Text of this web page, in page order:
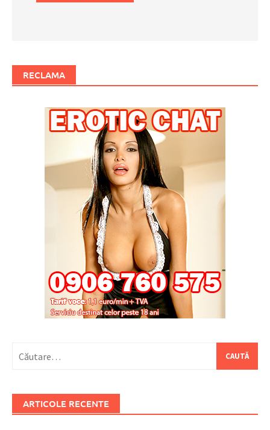
RECLAMA
după:
ARTICOLE RECENTE